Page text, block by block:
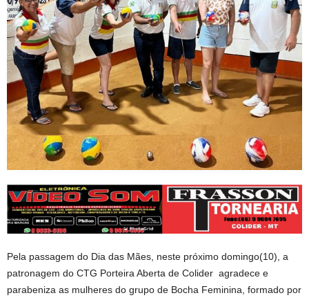
Pela passagem do Dia das Mães, neste próximo domingo(10), a
patronagem do CTG Porteira Aberta de Colider agradece e
parabeniza as mulheres do grupo de Bocha Feminina, formado por